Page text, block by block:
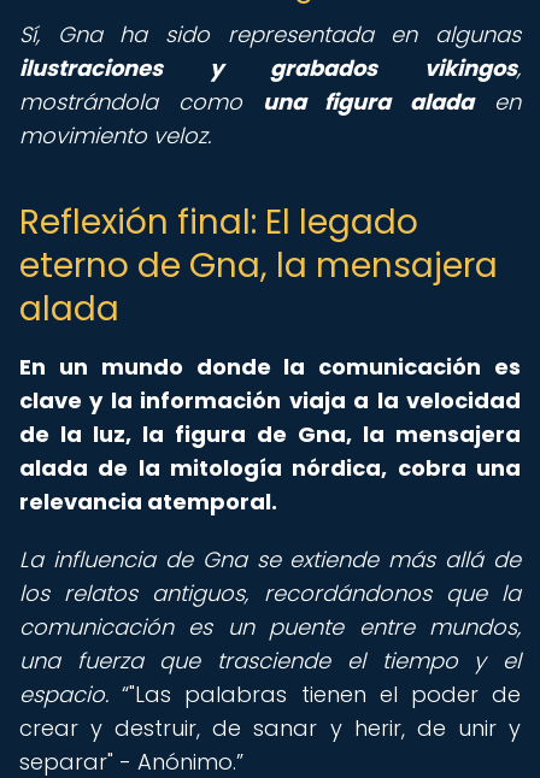
Sí, Gna ha sido representada en algunas
ilustraciones y grabados vikingos,
mostrándola como una figura aladaen
movimiento veloz.
Reflexión final: El legado
eterno de Gna, la mensajera
alada
En un mundo donde la comunicación es
clave y la información viaja a la velocidad
de la luz, la figura de Gna, la mensajera
alada de la mitología nórdica, cobra una
relevancia atemporal.
La influencia de Gna se extiende más allá de
los relatos antiguos, recordándonos que la
comunicación es un puente entre mundos,
una fuerza que trasciende el tiempo y el
espacio.
"Las palabras tienen el poder de
crear y destruir, de sanar y herir, de unir y
separar" - Anónimo.